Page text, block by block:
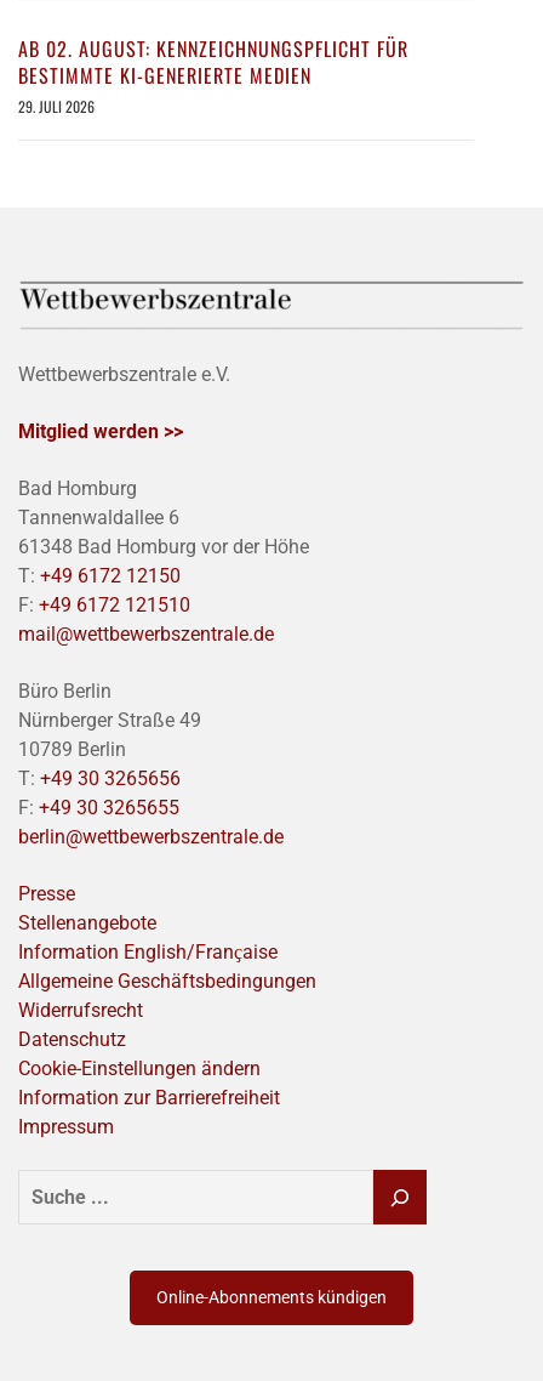
AB 02. AUGUST: KENNZEICHNUNGSPFLICHT FÜR
BESTIMMTE KI-GENERIERTE MEDIEN
29. JULI 2026
Wettbewerbszentrale e.V.
Mitglied werden >>
Bad Homburg
Tannenwaldallee 6
61348 Bad Homburg vor der Höhe
T: +49 6172 12150
F: +49 6172 121510
mail@wettbewerbszentrale.de
Büro Berlin
Nürnberger Straße 49
10789 Berlin
T: +49 30 3265656
F: +49 30 3265655
berlin@wettbewerbszentrale.de
Presse
Stellenangebote
Information English/Franҫaise
Allgemeine Geschäftsbedingungen
Widerrufsrecht
Datenschutz
Cookie-Einstellungen ändern
Information zur Barrierefreiheit
Impressum
SUCHEN
Online-Abonnements kündigen